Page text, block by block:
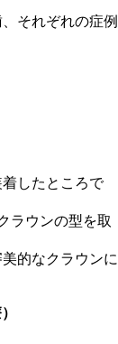
それぞれの症例
したところで
ラウンの型を取
的なクラウンに